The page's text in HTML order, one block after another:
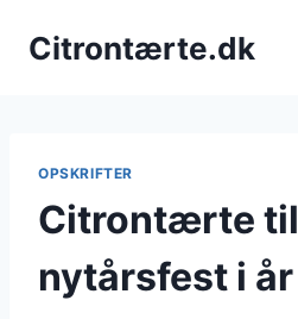
Citrontærte.dk
OPSKRIFTER
Citrontærte til
nytårsfest i år